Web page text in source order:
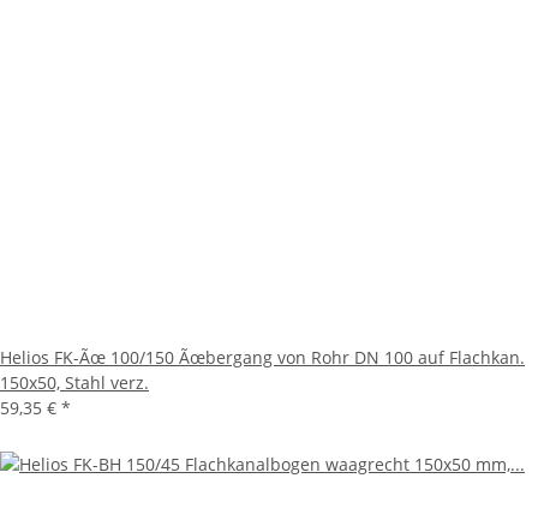
Helios FK-Ãœ 100/150 Ãœbergang von Rohr DN 100 auf Flachkan.
150x50, Stahl verz.
59,35 € *